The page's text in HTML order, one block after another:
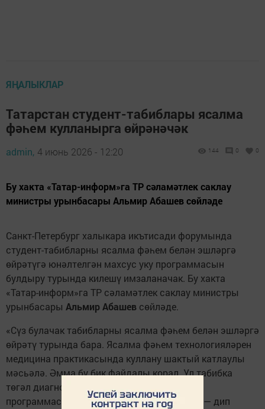
ЯҢАЛЫКЛАР
Татарстан студент-табиблары ясалма
фәһем кулланырга өйрәнәчәк
admin, 4 июнь 2026 - 12:20 144 0 0
Бу хакта «Татар-информ»га ТР сәламәтлек саклау
министры урынбасары Альмир Абашев сөйләде
Санкт-Петербург халыкара икътисади форумында
студент-табибларны ясалма фәһем белән эшләргә
өйрәтүгә юнәлтелгән махсус уку программасын
булдыру турында килешү имзаланачак. Бу хакта
«Татар-информ»га ТР сәламәтлек саклау министры
урынбасары Альмир Абашев сөйләде.
«Сүз булачак табибларны ясалма фәһем белән эшләргә
өйрәтү турында бара. Ясалма фәһем технологияләрен
медицина практикасында куллану шактый катлаулы
мәсьәлә. Әмма бу бик файдалы корал. Ул табибка
төгәл диагноз куярга һәм дөрес дәвалау
программасын билгеләргә ярдәм итә ала», — дип